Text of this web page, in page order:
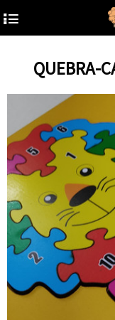
4
QUEBRA-